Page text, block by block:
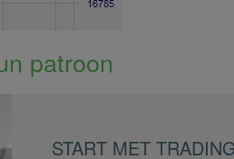
patroon
START MET TRADING